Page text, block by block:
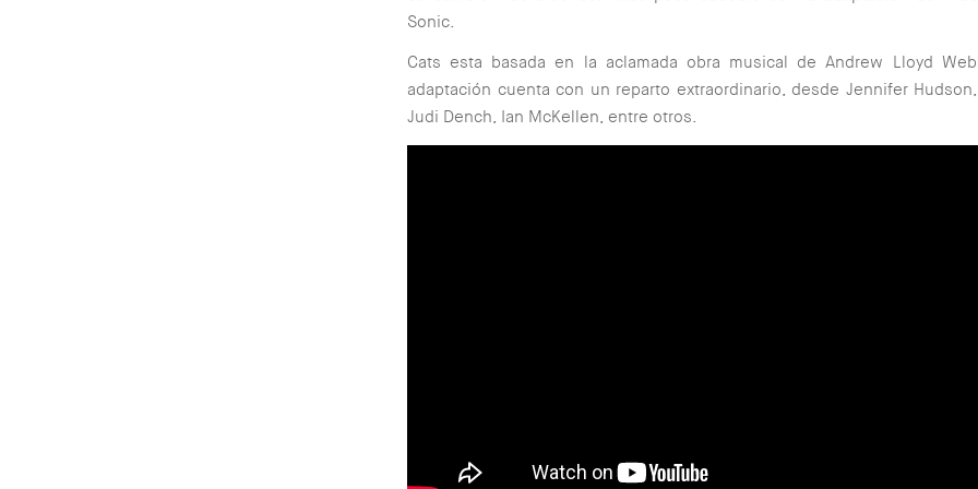
Sonic.
Cats esta basada en la aclamada obra musical de Andrew Lloyd
adaptación cuenta con un reparto extraordinario, desde Jennifer
Judi Dench, Ian McKellen, entre otros.